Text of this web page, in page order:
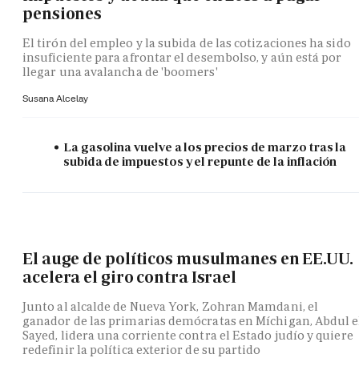
pensiones
El tirón del empleo y la subida de las cotizaciones ha sido
insuficiente para afrontar el desembolso, y aún está por
llegar una avalancha de 'boomers'
Susana Alcelay
La gasolina vuelve a los precios de marzo tras la
subida de impuestos y el repunte de la inflación
El auge de políticos musulmanes en EE.UU.
acelera el giro contra Israel
Junto al alcalde de Nueva York, Zohran Mamdani, el
ganador de las primarias demócratas en Míchigan, Abdul
Sayed, lidera una corriente contra el Estado judío y quiere
redefinir la política exterior de su partido